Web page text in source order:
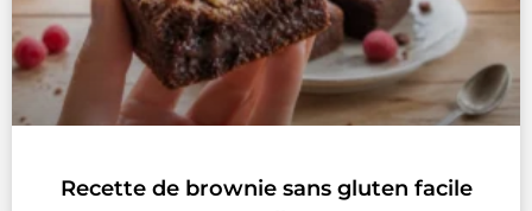
Recette de brownie sans gluten facile